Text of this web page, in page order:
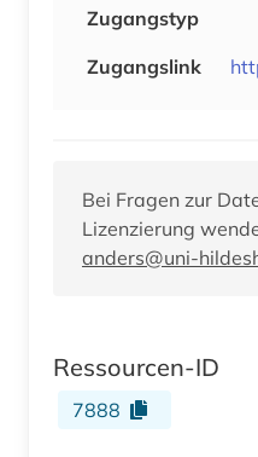
Zugangstyp
Zugangslink
Bei Fragen zur
Lizenzierung
anders@uni-
Ressourcen-ID
7888